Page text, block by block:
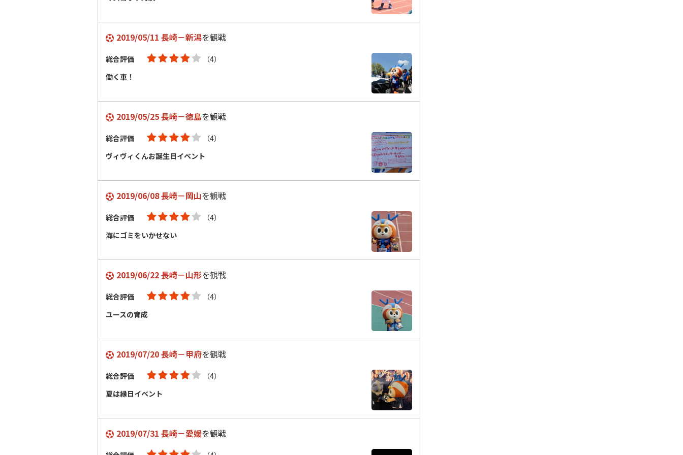
2019/05/11 長崎－新潟を観戦
総合評価
（4）
働く車！
2019/05/25 長崎－徳島を観戦
総合評価
（4）
ヴィヴィくんお誕生日イベント
2019/06/08 長崎－岡山を観戦
総合評価
（4）
海にゴミをいかせない
2019/06/22 長崎－山形を観戦
総合評価
（4）
ユースの育成
2019/07/20 長崎－甲府を観戦
総合評価
（4）
夏は縁日イベント
2019/07/31 長崎－愛媛を観戦